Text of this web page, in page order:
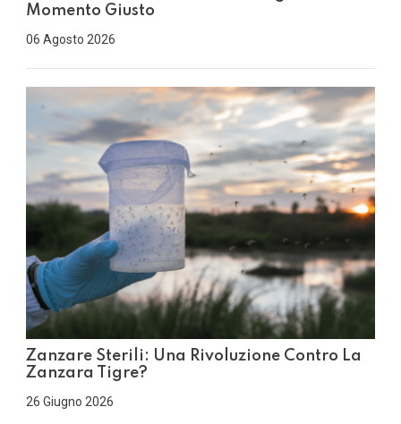
Momento Giusto
06 Agosto 2026
Zanzare Sterili: Una Rivoluzione Contro La
Zanzara Tigre?
26 Giugno 2026